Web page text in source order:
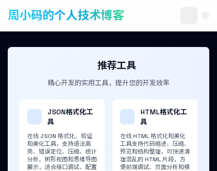
周小码的个人技术博客
推荐工具
精心开发的实用工具，提升您的开发效率
JSON格式化工
具
在线 JSON 格式化、验证
和美化工具，支持语法高
亮、错误定位、压缩、统计
分析、树形视图和思维导图
展示，适合接口调试、配置
HTML格式化工
具
在线 HTML 格式化和美化
工具支持代码缩进、压缩、
预览和结构整理，可快速清
理混乱的 HTML 片段，方
便前端调试、页面分析和模